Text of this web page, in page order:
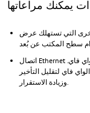
التي تستهلك عرض
اتصال Ethernet سلكي يوفر في كثير من الأحيان استقرارًا أكبر مقارنة بالواي فاي.
فاي لتقليل التأخير
وزيادة الاستقرار.